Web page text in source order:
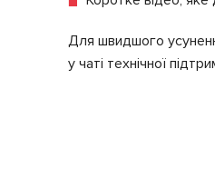
Для швидшого
у чаті технічної